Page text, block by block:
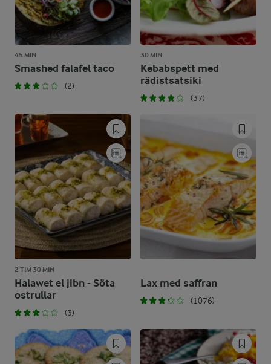
45 MIN
Smashed falafel taco
(2)
30 MIN
Kebabspett med
rädistsatsiki
(37)
2 TIM 30 MIN
Halawet el jibn - Söta
ostrullar
(3)
Lax med saffran
(1076)